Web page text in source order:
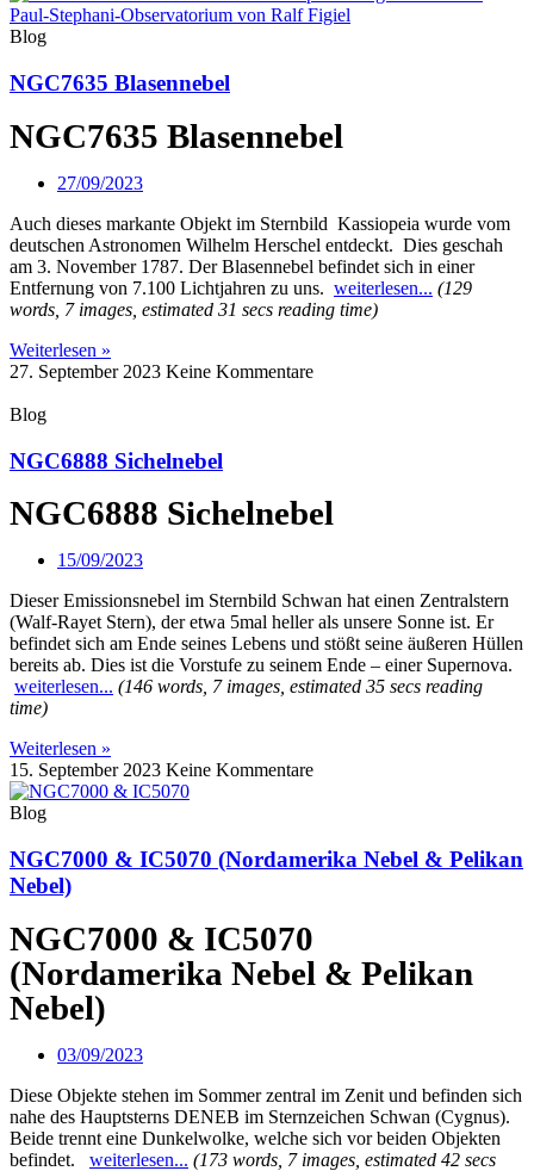
Blog
NGC7635 Blasennebel
NGC7635 Blasennebel
27/09/2023
Auch dieses markante Objekt im Sternbild Kassiopeia wurde vom
deutschen Astronomen Wilhelm Herschel entdeckt. Dies geschah
am 3. November 1787. Der Blasennebel befindet sich in einer
Entfernung von 7.100 Lichtjahren zu uns. weiterlesen... (129
words, 7 images, estimated 31 secs reading time)
Weiterlesen »
27. September 2023 Keine Kommentare
Blog
NGC6888 Sichelnebel
NGC6888 Sichelnebel
15/09/2023
Dieser Emissionsnebel im Sternbild Schwan hat einen Zentralstern
(Walf-Rayet Stern), der etwa 5mal heller als unsere Sonne ist. Er
befindet sich am Ende seines Lebens und stößt seine äußeren Hüllen
bereits ab. Dies ist die Vorstufe zu seinem Ende – einer Supernova.
weiterlesen... (146 words, 7 images, estimated 35 secs reading
time)
Weiterlesen »
15. September 2023 Keine Kommentare
Blog
NGC7000 & IC5070 (Nordamerika Nebel & Pelikan
Nebel)
NGC7000 & IC5070
(Nordamerika Nebel & Pelikan
Nebel)
03/09/2023
Diese Objekte stehen im Sommer zentral im Zenit und befinden sich
nahe des Hauptsterns DENEB im Sternzeichen Schwan (Cygnus).
Beide trennt eine Dunkelwolke, welche sich vor beiden Objekten
befindet.
weiterlesen... (173 words, 7 images, estimated 42 secs